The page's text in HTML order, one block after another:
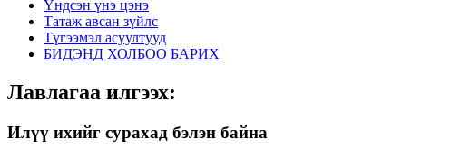
Үндсэн үнэ цэнэ
Татаж авсан зүйлс
Түгээмэл асуултууд
БИДЭНД ХОЛБОО БАРИХ
Лавлагаа илгээх:
Илүү ихийг сурахад бэлэн байна